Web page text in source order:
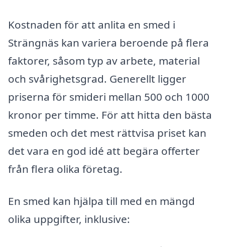
Kostnaden för att anlita en smed i
Strängnäs kan variera beroende på flera
faktorer, såsom typ av arbete, material
och svårighetsgrad. Generellt ligger
priserna för smideri mellan 500 och 1000
kronor per timme. För att hitta den bästa
smeden och det mest rättvisa priset kan
det vara en god idé att begära offerter
från flera olika företag.
En smed kan hjälpa till med en mängd
olika uppgifter, inklusive: